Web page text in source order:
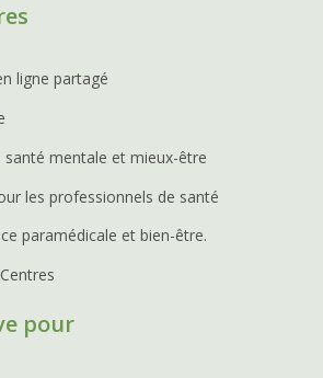
ligne partagé
santé mentale et mieux-être
les professionnels de santé
paramédicale et bien-être.
pour